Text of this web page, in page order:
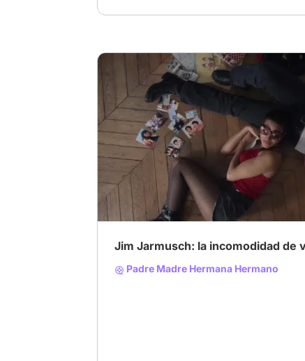
# Drama familiar # jim jarmusch #
Jim Jarmusch: la incomodidad de
Padre Madre Hermana Hermano